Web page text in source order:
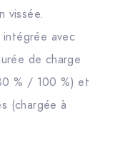
vissée.
intégrée avec
de charge
% / 100 %) et
(chargée à